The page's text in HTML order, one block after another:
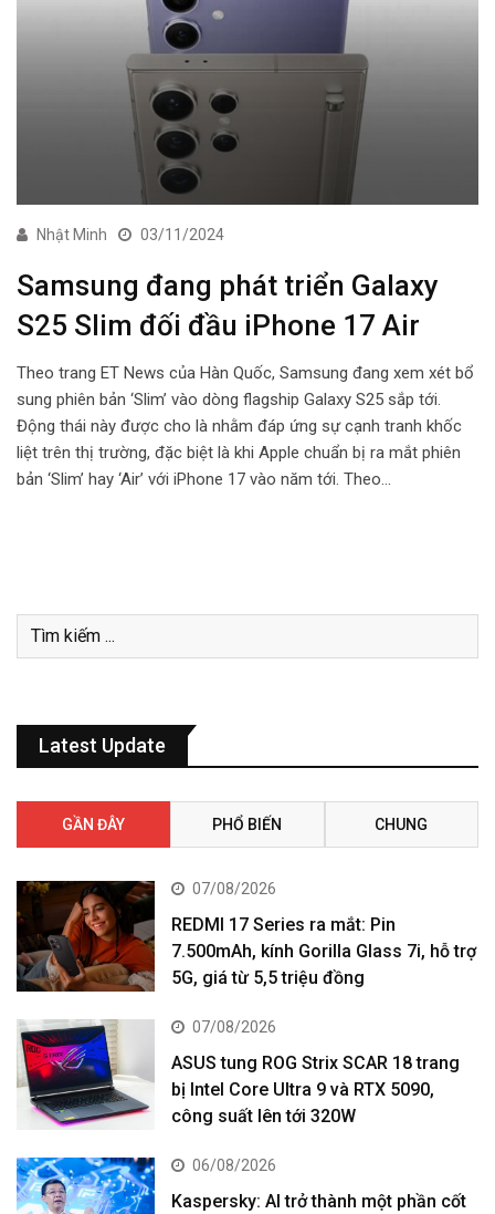
Nhật Minh 03/11/2024
Samsung đang phát triển Galaxy
S25 Slim đối đầu iPhone 17 Air
Theo trang ET News của Hàn Quốc, Samsung đang xem xét bổ
sung phiên bản ‘Slim’ vào dòng flagship Galaxy S25 sắp tới.
Động thái này được cho là nhằm đáp ứng sự cạnh tranh khốc
liệt trên thị trường, đặc biệt là khi Apple chuẩn bị ra mắt phiên
bản ‘Slim’ hay ‘Air’ với iPhone 17 vào năm tới. Theo…
Latest Update
GẦN ĐÂY PHỔ BIẾN CHUNG
07/08/2026
REDMI 17 Series ra mắt: Pin
7.500mAh, kính Gorilla Glass 7i, hỗ trợ
5G, giá từ 5,5 triệu đồng
07/08/2026
ASUS tung ROG Strix SCAR 18 trang
bị Intel Core Ultra 9 và RTX 5090,
công suất lên tới 320W
06/08/2026
Kaspersky: AI trở thành một phần cốt